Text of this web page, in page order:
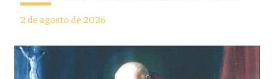
2 de agosto de 2026